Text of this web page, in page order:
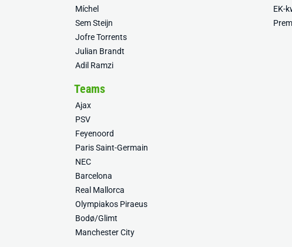
Míchel
Sem Steijn
Jofre Torrents
Julian Brandt
Adil Ramzi
EK-
Teams
Ajax
PSV
Feyenoord
Paris Saint-Germain
NEC
Barcelona
Real Mallorca
Olympiakos Piraeus
Bodø/Glimt
Manchester City